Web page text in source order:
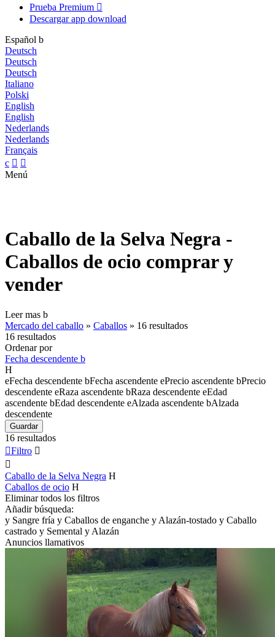
Prueba Premium 
Descargar app download
Español b
Deutsch
Deutsch
Deutsch
Italiano
Polski
English
English
Nederlands
Nederlands
Français
c  
Menú
Caballo de la Selva Negra -
Caballos de ocio comprar y
vender
Leer mas b
Mercado del caballo » Caballos » 16 resultados
16 resultados
Ordenar por
Fecha descendente b
H
eFecha descendente bFecha ascendente ePrecio ascendente bPrecio
descendente eRaza ascendente bRaza descendente eEdad
ascendente bEdad descendente eAlzada ascendente bAlzada
descendente
Guardar
16 resultados
Filtro 

Caballo de la Selva Negra H
Caballos de ocio H
Eliminar todos los filtros
Añadir búsqueda:
y Sangre fría y Caballos de enganche y Alazán-tostado y Caballo
castrado y Semental y Alazán
Anuncios llamativos